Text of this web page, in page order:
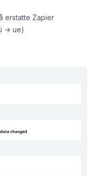
erstatte Zapier
→ ue)